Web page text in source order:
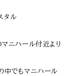
タル
ニハール付近より
中でもマニハール